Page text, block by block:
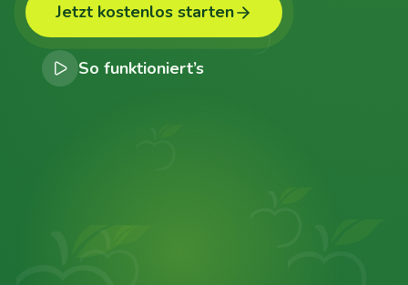
Jetzt kostenlos starten
So funktioniert’s